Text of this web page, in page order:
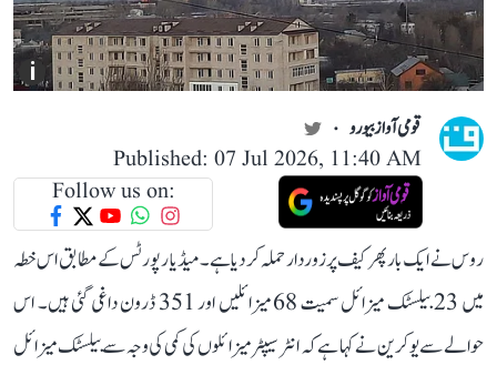
i
قومی آواز بیورو
Published: 07 Jul 2026, 11:40 AM
Follow us on:
روس نے ایک بار پھر کیف پر زوردار حملہ کر دیا ہے۔ میڈیا رپورٹس کے مطابق اس خطہ
میں 23 بیلسٹک میزائل سمیت 68 میزائلیں اور 351 ڈرون داغی گئی ہیں۔ اس
حوالے سے یوکرین نے کہا ہے کہ انٹرسیپٹر میزائلوں کی کمی کی وجہ سے بیلسٹک میزائل